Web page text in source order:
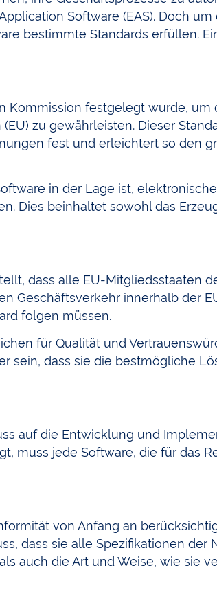
Software (EAS). Doch
bestimmte Standards erfüllen.
Kommission festgelegt wurde,
zu gewährleisten. Dieser
fest und erleichtert so den
in der Lage ist,
Dies beinhaltet sowohl das
dass alle EU-Mitgliedsstaaten
Geschäftsverkehr innerhalb der
folgen müssen.
für Qualität und
sein, dass sie die bestmögliche
auf die Entwicklung und
muss jede Software, die für das
von Anfang an
dass sie alle Spezifikationen der
auch die Art und Weise, wie sie